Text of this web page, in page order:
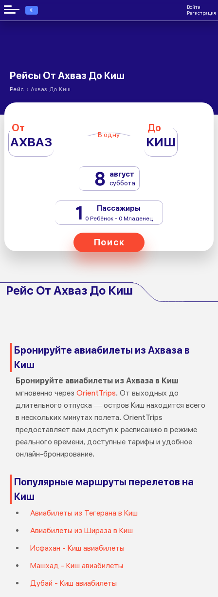
€
Войти
Регистрация
Рейсы От Ахваз До Киш
Рейс › Ахваз До Киш
От
АХВАЗ В одну
До
КИШ
8 август
суббота
1 Пассажиры
0 Ребёнок - 0 Младенец
Поиск
Рейс От Ахваз До Киш
Бронируйте авиабилеты из Ахваза в
Киш
Бронируйте авиабилеты из Ахваза в Киш
мгновенно через OrientTrips. От выходных до
длительного отпуска — остров Киш находится всего
в нескольких минутах полета. OrientTrips
предоставляет вам доступ к расписанию в режиме
реального времени, доступные тарифы и удобное
онлайн-бронирование.
Популярные маршруты перелетов на
Киш
Авиабилеты из Тегерана в Киш
Авиабилеты из Шираза в Киш
Исфахан - Киш авиабилеты
Машхад - Киш авиабилеты
Дубай - Киш авиабилеты